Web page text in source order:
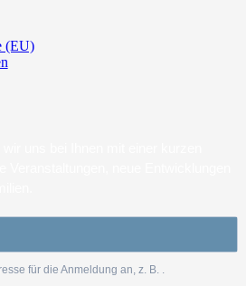
(EU)
für die Anmeldung an, z. B. .